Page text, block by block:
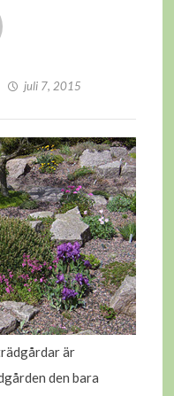
juli 7, 2015
är
den bara